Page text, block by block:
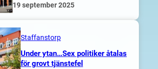
19 september 2025
Staffanstorp
Under ytan…Sex politiker åtalas
för grovt tjänstefel